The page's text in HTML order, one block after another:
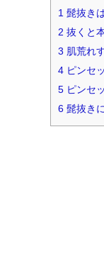
1 髭抜き
2 抜くと
3 肌荒れ
4 ピンセ
5 ピンセ
6 髭抜き